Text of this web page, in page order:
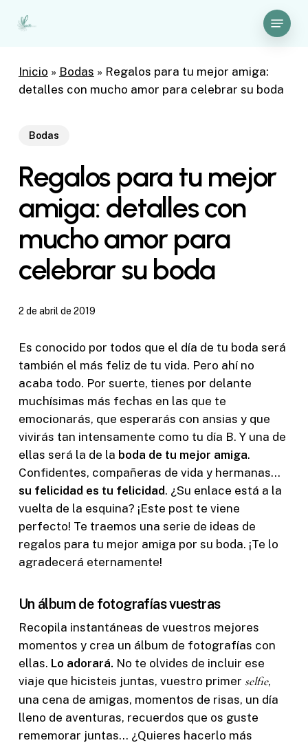
Menu
Inicio » Bodas » Regalos para tu mejor amiga:
detalles con mucho amor para celebrar su boda
Bodas
Regalos para tu mejor
amiga: detalles con
mucho amor para
celebrar su boda
2 de abril de 2019
Es conocido por todos que el día de tu boda será
también el más feliz de tu vida. Pero ahí no
acaba todo. Por suerte, tienes por delante
muchísimas más fechas en las que te
emocionarás, que esperarás con ansias y que
vivirás tan intensamente como tu día B. Y una de
ellas será la de la boda de tu mejor amiga.
Confidentes, compañeras de vida y hermanas…
su felicidad es tu felicidad. ¿Su enlace está a la
vuelta de la esquina? ¡Este post te viene
perfecto! Te traemos una serie de ideas de
regalos para tu mejor amiga por su boda. ¡Te lo
agradecerá eternamente!
Un álbum de fotografías vuestras
Recopila instantáneas de vuestros mejores
momentos y crea un álbum de fotografías con
ellas. Lo adorará. No te olvides de incluir ese
viaje que hicisteis juntas, vuestro primer selfie,
una cena de amigas, momentos de risas, un día
lleno de aventuras, recuerdos que os guste
rememorar juntas… ¿Quieres hacerlo más